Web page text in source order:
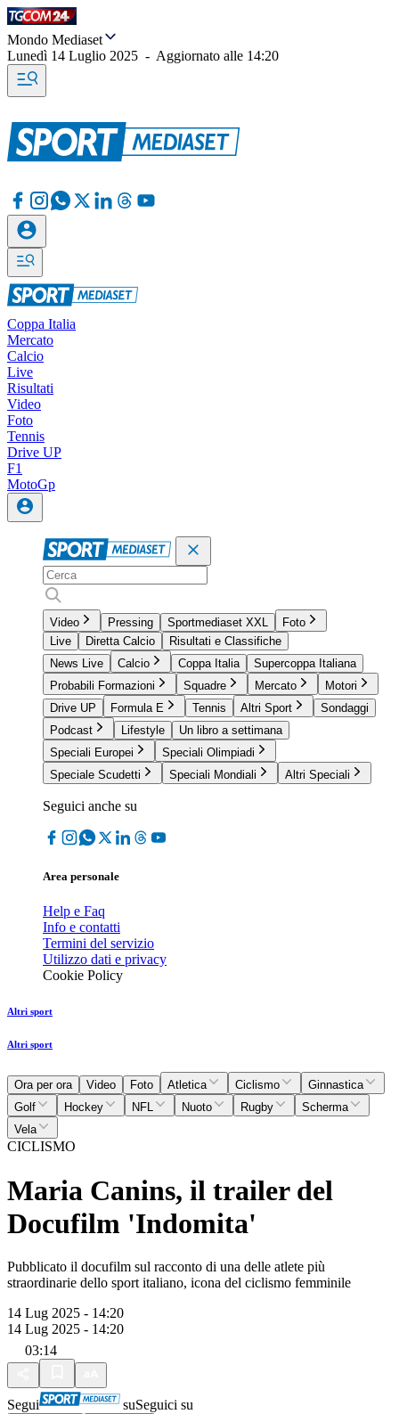
Mondo Mediaset
Lunedì 14 Luglio 2025 - Aggiornato alle 14:20
Coppa Italia
Mercato
Calcio
Live
Risultati
Video
Foto
Tennis
Drive UP
F1
MotoGp
Video Pressing Sportmediaset XXL
Foto
Live
Diretta Calcio
Risultati e Classifiche
News Live
Calcio Coppa Italia
Supercoppa Italiana
Probabili Formazioni
Squadre Mercato
Motori
Drive UP
Formula E Tennis Altri Sport
Sondaggi
Podcast
Lifestyle
Un libro a settimana
Speciali Europei
Speciali Olimpiadi
Speciale Scudetti
Speciali Mondiali Altri Speciali
Seguici anche su
Area personale
Help e Faq
Info e contatti
Termini del servizio
Utilizzo dati e privacy
Cookie Policy
Altri sport
Altri sport
Ora per ora Video Foto Atletica Ciclismo
Ginnastica
Golf
Hockey NFL Nuoto Rugby
Scherma
Vela
CICLISMO
Maria Canins, il trailer del
Docufilm 'Indomita'
Pubblicato il docufilm sul racconto di una delle atlete più
straordinarie dello sport italiano, icona del ciclismo femminile
14 Lug 2025 - 14:20
14 Lug 2025 - 14:20
03:14
Segui suSeguici su